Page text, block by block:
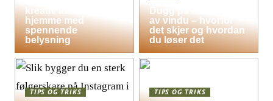
kreativ atmosfære
hjemme med
spennende
belysning
Dugg på indersiden
av vindu – hvorfor
det skjer og hvordan
du løser det
TIPS OG TRIKS TIPS OG TRIKS